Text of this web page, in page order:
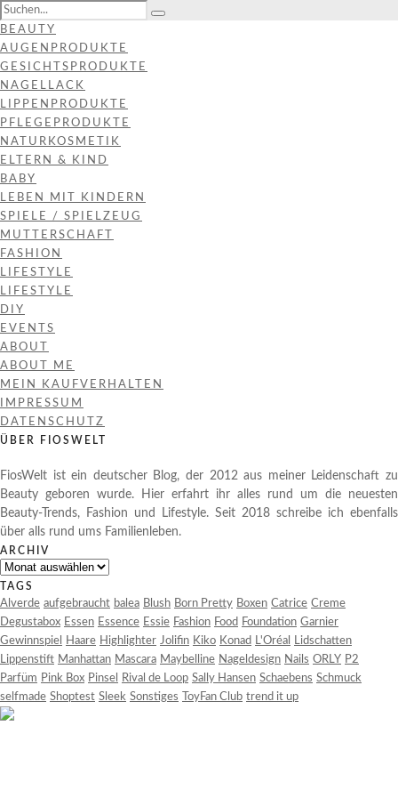
BEAUTY
AUGENPRODUKTE
GESICHTSPRODUKTE
NAGELLACK
LIPPENPRODUKTE
PFLEGEPRODUKTE
NATURKOSMETIK
ELTERN & KIND
BABY
LEBEN MIT KINDERN
SPIELE / SPIELZEUG
MUTTERSCHAFT
FASHION
LIFESTYLE
LIFESTYLE
DIY
EVENTS
ABOUT
ABOUT ME
MEIN KAUFVERHALTEN
IMPRESSUM
DATENSCHUTZ
ÜBER FIOSWELT
FiosWelt ist ein deutscher Blog, der 2012 aus meiner Leidenschaft zu
Beauty geboren wurde. Hier erfahrt ihr alles rund um die neuesten
Beauty-Trends, Fashion und Lifestyle. Seit 2018 schreibe ich ebenfalls
über alls rund ums Familienleben.
ARCHIV
Archiv
TAGS
Alverde aufgebraucht balea Blush Born Pretty Boxen Catrice Creme
Degustabox Essen Essence Essie Fashion Food Foundation Garnier
Gewinnspiel
Haare Highlighter Jolifin Kiko Konad L'Oréal
Lidschatten
Lippenstift Manhattan Mascara Maybelline Nageldesign Nails ORLY P2
Parfüm Pink Box Pinsel Rival de Loop Sally Hansen Schaebens Schmuck
selfmade Shoptest Sleek Sonstiges ToyFan Club trend it up